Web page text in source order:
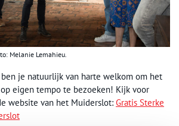
Melanie Lemahieu.
je natuurlijk van harte welkom om het
eigen tempo te bezoeken! Kijk voor
website van het Muiderslot: Gratis Sterke